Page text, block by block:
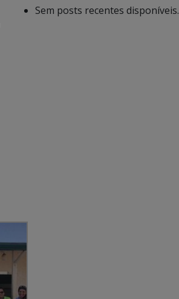
Sem posts recentes disponíveis.